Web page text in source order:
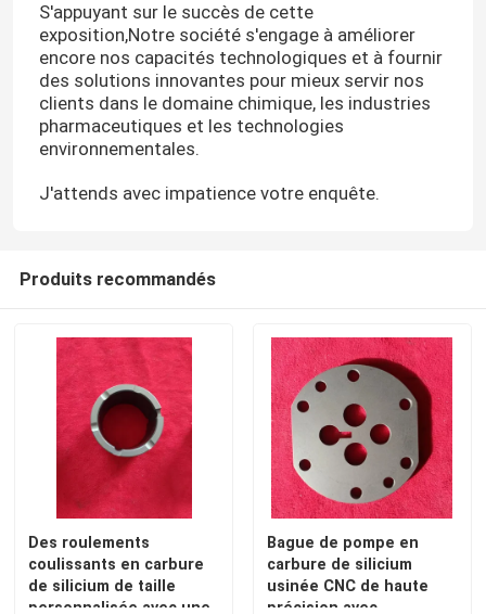
Produits
Exposition de VR
À propos de nous
Contactez-nous
Demandez une citation
Roulements à billes en céramique
608 incidences en céramique
S'appuyant sur le succès de cette
exposition,Notre société s'engage à améliorer
encore nos capacités technologiques et à fournir
des solutions innovantes pour mieux servir nos
clients dans le domaine chimique, les industries
pharmaceutiques et les technologies
environnementales.
J'attends avec impatience votre enquête.
Produits recommandés
Des roulements
coulissants en carbure
de silicium de taille
personnalisée avec une
Bague de pompe en
carbure de silicium
usinée CNC de haute
précision avec